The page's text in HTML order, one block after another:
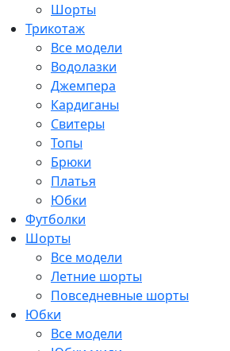
Шорты
Трикотаж
Все модели
Водолазки
Джемпера
Кардиганы
Свитеры
Топы
Брюки
Платья
Юбки
Футболки
Шорты
Все модели
Летние шорты
Повседневные шорты
Юбки
Все модели